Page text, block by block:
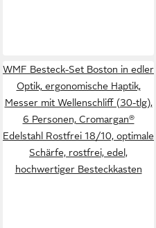
WMF Besteck-Set Boston in edler
Optik, ergonomische Haptik,
Messer mit Wellenschliff (30-tlg),
6 Personen, Cromargan®
Edelstahl Rostfrei 18/10, optimale
Schärfe, rostfrei, edel,
hochwertiger Besteckkasten